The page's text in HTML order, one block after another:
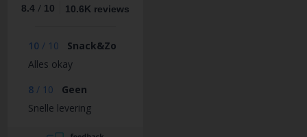
8.4 / 10 10.6K reviews
10 / 10
Snack&Zo
Alles okay
8 / 10
Geen
Snelle levering